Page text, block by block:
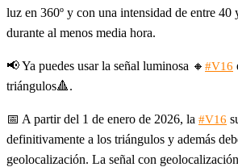
luz en 360º y con una intensidad de entre 40
durante al menos media hora.
📢 Ya puedes usar la señal luminosa 🔸 #V16
triángulos🔺.
📅 A partir del 1 de enero de 2026, la #V16
definitivamente a los triángulos y además
geolocalización. La señal con